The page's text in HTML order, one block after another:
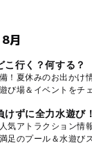
月
こ行く？何する？
！夏休みのお出かけ
び場＆イベントをチ
けずに全力水遊び！
気アトラクション情
足のプール＆水遊び